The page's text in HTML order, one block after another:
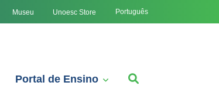
Museu Unoesc Store Português
Portal de Ensino